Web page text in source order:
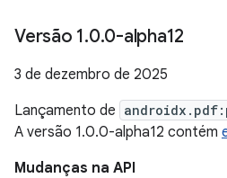
Versão 1.0.0-alpha12
3 de dezembro de 2025
Lançamento de
A versão 1.0.0-alpha12 contém
Mudanças na API